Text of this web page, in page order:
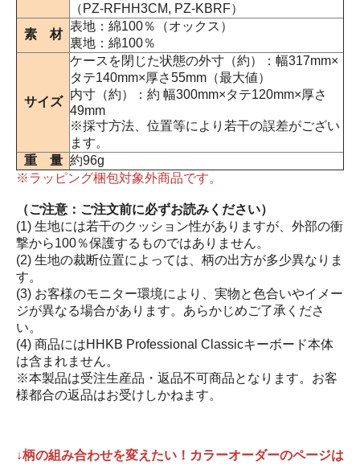
（PZ-RFHH3CM, PZ-KBRF）
素 材
表地：綿100％（オックス）
裏地：綿100％
サイズ
ケースを閉じた状態の外寸（約）：幅317mm×
タテ140mm×厚さ55mm（最大値）
内寸（約）：約 幅300mm×タテ120mm×厚さ
49mm
※採寸方法、位置等により若干の誤差がござい
ます。
重 量 約96g
※ラッピング梱包対象外商品です。
（ご注意：ご注文前に必ずお読みください）
(1) 生地には若干のクッション性がありますが、外部の衝
撃から100％保護するものではありません。
(2) 生地の裁断位置によっては、柄の出方が多少異なりま
す。
(3) お客様のモニター環境により、実物と色合いやイメー
ジが異なる場合があります。あらかじめご了承くださ
い。
(4) 商品にはHHKB Professional Classicキーボード本体
は含まれません。
※本製品は受注生産品・返品不可商品となります。お客
様都合の返品はお受けしかねます。
↓柄の組み合わせを変えたい！カラーオーダーのページは